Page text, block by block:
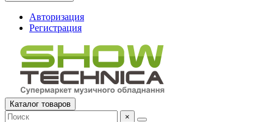
Авторизация
Регистрация
Каталог товаров
×